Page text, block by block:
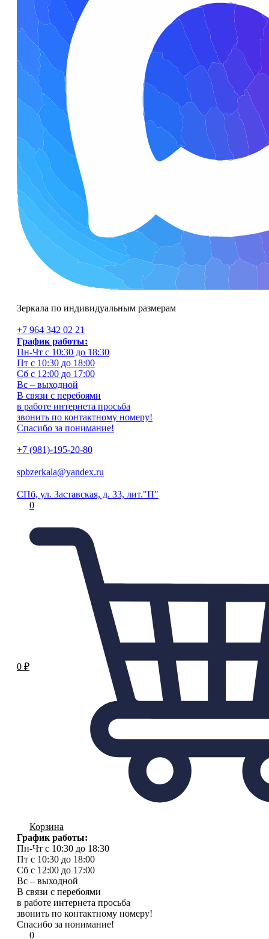
Зеркала по индивидуальным размерам
+7 964 342 02 21
График работы:
Пн-Чт с 10:30 до 18:30
Пт с 10:30 до 18:00
Сб с 12:00 до 17:00
Вс – выходной
В связи с перебоями
в работе интернета просьба
звонить по контактному номеру!
Спасибо за понимание!
+7 (981)-195-20-80
spbzerkala@yandex.ru
СПб, ул. Заставская, д. 33, лит."П"
0 ₽
0
Корзина
График работы:
Пн-Чт с 10:30 до 18:30
Пт с 10:30 до 18:00
Сб с 12:00 до 17:00
Вс – выходной
В связи с перебоями
в работе интернета просьба
звонить по контактному номеру!
Спасибо за понимание!
0